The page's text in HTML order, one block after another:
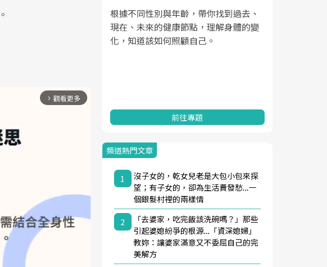
arrow_forward_ios 觀看更多
浪潮，台灣正在快速
管理的重要起點。
生活祭體驗「一站式
季的身體變化」出
根據不同性別與年齡，帶你找到過去、
現在、未來的健康節點，理解身體的變
化，知道該如何照顧自己。
前往專題
頻道熱門文章
1
沒子女的，乾女兒老是大包小包來探
望；有子女的，卻為生活費發愁...一
個銀髮村裡的兩樣情
2
「去婆家，吃完飯該洗碗嗎？」那些
引起婆媳紛爭的根源...「資深媳婦」
教妳：讓婆家滿意又不委屈自己的完
美解方